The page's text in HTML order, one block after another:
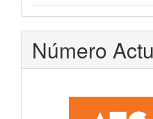
Número